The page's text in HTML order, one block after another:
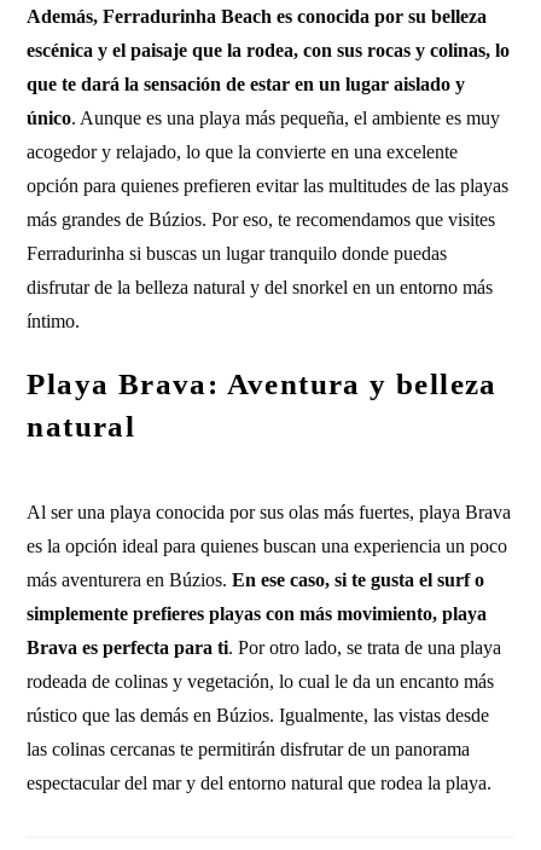
Además, Ferradurinha Beach es conocida por su belleza
escénica y el paisaje que la rodea, con sus rocas y colinas, lo
que te dará la sensación de estar en un lugar aislado y
único. Aunque es una playa más pequeña, el ambiente es muy
acogedor y relajado, lo que la convierte en una excelente
opción para quienes prefieren evitar las multitudes de las playas
más grandes de Búzios. Por eso, te recomendamos que visites
Ferradurinha si buscas un lugar tranquilo donde puedas
disfrutar de la belleza natural y del snorkel en un entorno más
íntimo.
Playa Brava: Aventura y belleza
natural
Al ser una playa conocida por sus olas más fuertes, playa Brava
es la opción ideal para quienes buscan una experiencia un poco
más aventurera en Búzios.En ese caso, si te gusta el surf o
simplemente prefieres playas con más movimiento, playa
Brava es perfecta para ti. Por otro lado, se trata de una playa
rodeada de colinas y vegetación, lo cual le da un encanto más
rústico que las demás en Búzios. Igualmente, las vistas desde
las colinas cercanas te permitirán disfrutar de un panorama
espectacular del mar y del entorno natural que rodea la playa.